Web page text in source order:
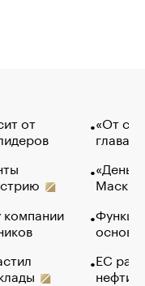
от
«От
глава
Маск в
основ
ЕС
нефти